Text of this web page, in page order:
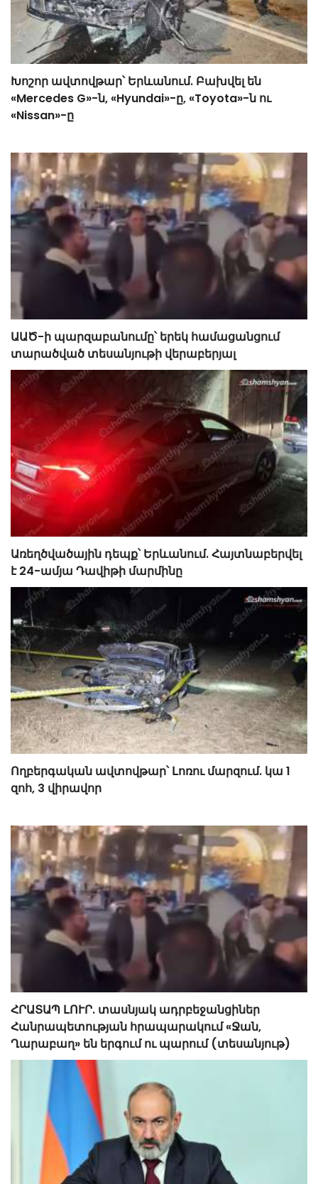
Խոշոր ավտովթար՝ Երևանում. Բախվել են
«Mercedes G»-ն, «Hyundai»-ը, «Toyota»-ն ու
«Nissan»-ը
ԱԱԾ-ի պարզաբանումը՝ երեկ համացանցում
տարածված տեսանյութի վերաբերյալ
Առեղծվածային դեպք՝ Երևանում. Հայտնաբերվել
է 24-ամյա Դավիթի մարմինը
Ողբերգական ավտովթար՝ Լոռու մարզում. կա 1
զոհ, 3 վիրավոր
ՀՐԱՏԱՊ ԼՈՒՐ. տասնյակ ադրբեջանցիներ
Հանրապետության հրապարակում «Ջան,
Ղարաբաղ» են երգում ու պարում (տեսանյութ)